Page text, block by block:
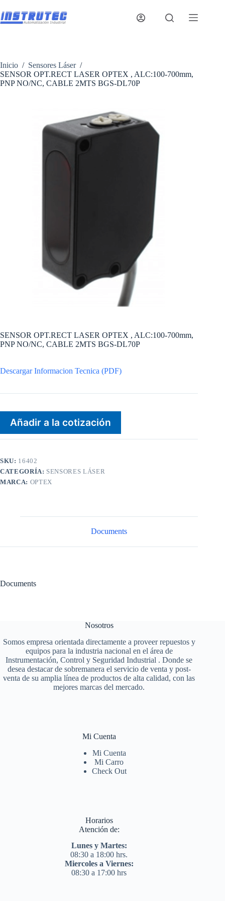
al
contenido
Inicio / Sensores Láser /
SENSOR OPT.RECT LASER OPTEX , ALC:100-700mm,
PNP NO/NC, CABLE 2MTS BGS-DL70P
SENSOR OPT.RECT LASER OPTEX , ALC:100-700mm,
PNP NO/NC, CABLE 2MTS BGS-DL70P
Descargar Informacion Tecnica (PDF)
Añadir a la cotización
SKU: 16402
CATEGORÍA: SENSORES LÁSER
MARCA: OPTEX
Documents
Documents
Nosotros
Somos empresa orientada directamente a proveer repuestos y
equipos para la industria nacional en el área de
Instrumentación, Control y Seguridad Industrial . Donde se
desea destacar de sobremanera el servicio de venta y post-
venta de su amplia línea de productos de alta calidad, con las
mejores marcas del mercado.
Mi Cuenta
Mi Cuenta
Mi Carro
Check Out
Horarios
Atención de:
Lunes y Martes:
08:30 a 18:00 hrs.
Miercoles a Viernes:
08:30 a 17:00 hrs